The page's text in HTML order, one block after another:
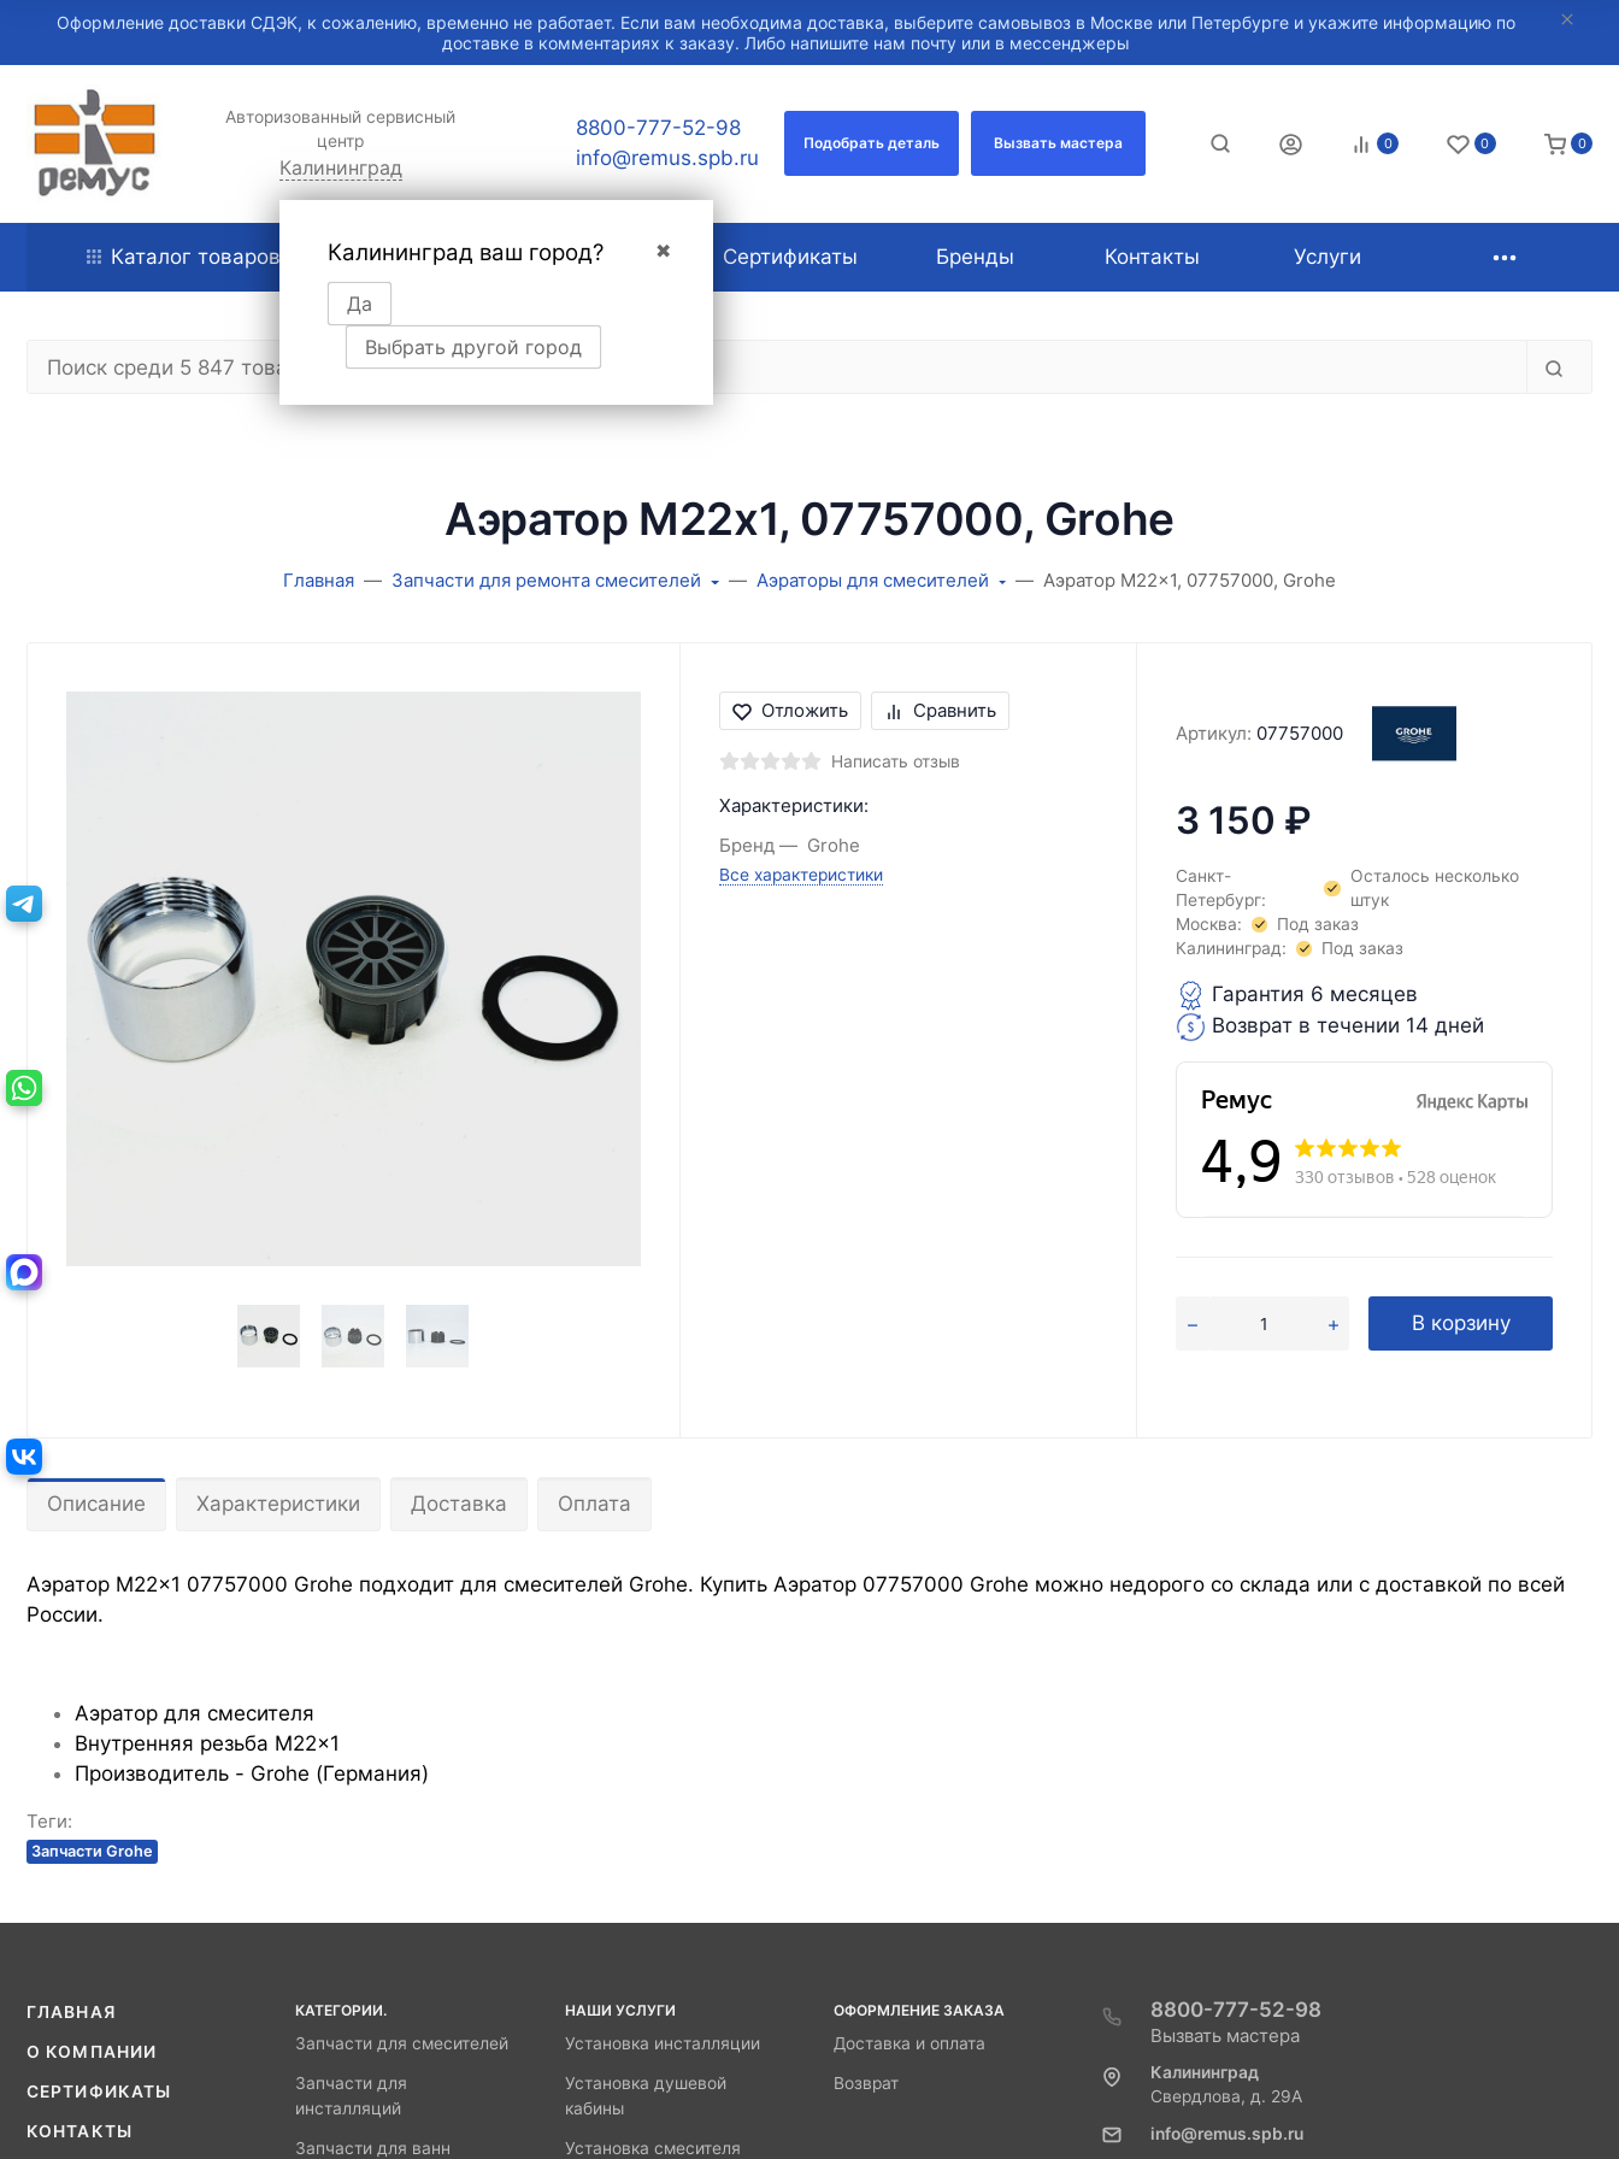
Оформление доставки СДЭК, к сожалению, временно не работает. Если вам необходима доставка, выберите самовывоз в Москве или Петербурге и укажите информацию по
доставке в комментариях к заказу. Либо напишите нам почту или в мессенджеры
Авторизованный сервисный
центр
Калининград
✖
Калининград ваш город?
Да
Выбрать другой город
8800-777-52-98
info@remus.spb.ru
Подобрать деталь Вызвать мастера 0 0 0
Каталог товаров Главная О компании Сертификаты Бренды Контакты Услуги
Аэратор M22x1, 07757000, Grohe
Главная Запчасти для ремонта смесителей Аэраторы для смесителей Аэратор M22x1, 07757000, Grohe
Отложить Сравнить
Написать отзыв
Характеристики:
Бренд
Grohe
Все характеристики
Артикул: 07757000
3 150 ₽
Санкт-
Петербург:
Осталось несколько
штук
Москва:
Под заказ
Калининград:
Под заказ
Гарантия 6 месяцев
Возврат в течении 14 дней
В корзину
Описание Характеристики Доставка Оплата
Аэратор M22x1 07757000 Grohe подходит для смесителей Grohe. Купить Аэратор 07757000 Grohe можно недорого со склада или с доставкой по всей
России.
Аэратор для смесителя
Внутренняя резьба M22x1
Производитель - Grohe (Германия)
Теги:
Запчасти Grohe
ГЛАВНАЯ
О КОМПАНИИ
СЕРТИФИКАТЫ
КОНТАКТЫ
КАТЕГОРИИ.
Запчасти для смесителей
Запчасти для
инсталляций
Запчасти для ванн
НАШИ УСЛУГИ
Установка инсталляции
Установка душевой
кабины
Установка смесителя
ОФОРМЛЕНИЕ ЗАКАЗА
Доставка и оплата
Возврат
8800-777-52-98
Вызвать мастера
Калининград
Свердлова, д. 29А
info@remus.spb.ru